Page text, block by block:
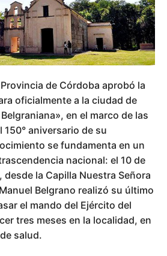
de Córdoba aprobó la
oficialmente a la ciudad de
en el marco de las
aniversario de su
se fundamenta en un
nacional: el 10 de
desde la Capilla Nuestra Señora
Belgrano realizó su último
el mando del Ejército del
tres meses en la localidad, en
salud.